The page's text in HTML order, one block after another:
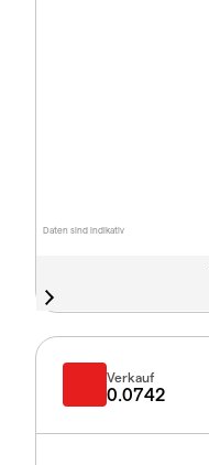
Daten sind indikativ
Verkauf
0.0742